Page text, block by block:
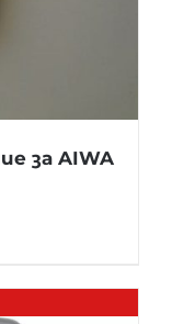
за AIWA